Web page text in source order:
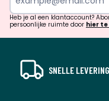
Heb je al een klantaccount?
persoonlijke ruimte door hier
SNELLE